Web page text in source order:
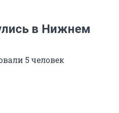
в Нижнем
5 человек